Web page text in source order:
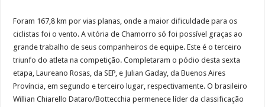
Foram 167,8 km por vias planas, onde a maior dificuldade para os
ciclistas foi o vento. A vitória de Chamorro só foi possível graças ao
grande trabalho de seus companheiros de equipe. Este é o terceiro
triunfo do atleta na competição. Completaram o pódio desta sexta
etapa, Laureano Rosas, da SEP, e Julian Gaday, da Buenos Aires
Província, em segundo e terceiro lugar, respectivamente. O brasileiro
Willian Chiarello Dataro/Bottecchia permenece líder da classificação